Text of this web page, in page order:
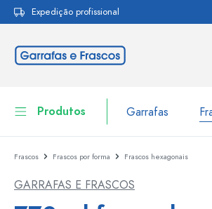
Saltar para a
Expedição profissional
Produtos Garrafas
Garrafas
Frascos Frascos por forma Frascos hexagonais
GARRAFAS E FRASCOS